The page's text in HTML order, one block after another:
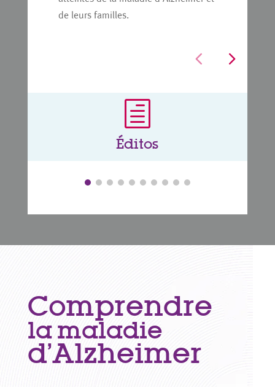
de leurs familles.
h
Éditos
Comprendre
la maladie
d’Alzheimer